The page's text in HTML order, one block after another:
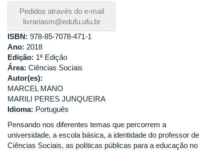
Pedidos através do e-mail
livrariasm@edufu.ufu.br
ISBN: 978-85-7078-471-1
Ano: 2018
Edição: 1ª Edição
Área: Ciências Sociais
Autor(es):
MARCEL MANO
MARILI PERES JUNQUEIRA
Idioma: Português
Pensando nos diferentes temas que percorrem a
universidade, a escola básica, a identidade do professor de
Ciências Sociais, as políticas públicas para a educação no